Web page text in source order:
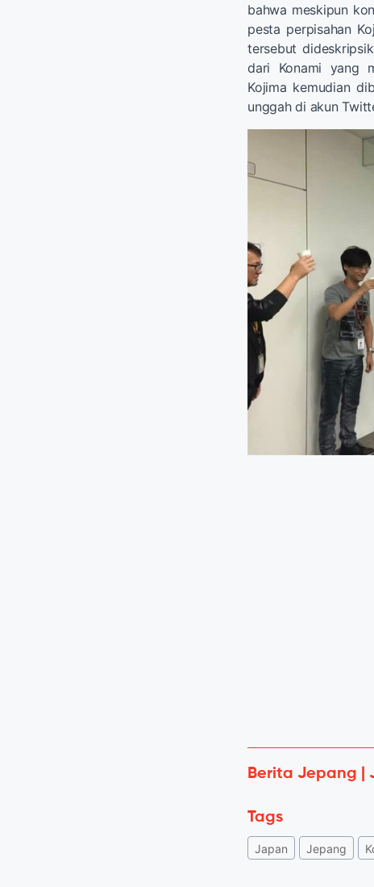
bahwa meskipun
pesta perpisahan
tersebut
dari Konami yang
Kojima kemudian
unggah di akun
Berita Jepang |
Tags
Japan Jepang